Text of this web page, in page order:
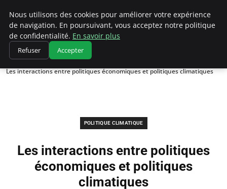
Climatedebtagents
Accueil
Politique climatique
Les interactions entre politiques économiques et politiques climatiques
POLITIQUE CLIMATIQUE
Les interactions entre politiques
économiques et politiques
climatiques
Nous utilisons des cookies pour améliorer votre expérience
de navigation. En poursuivant, vous acceptez notre politique
de confidentialité. En savoir plus
Refuser Accepter